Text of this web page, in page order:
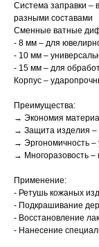
Система заправки –
разными составами
Сменные ватные
- 8 мм – для
- 10 мм –
- 15 мм – для
Корпус –
Преимущества:
→ Экономия
→ Защита изделия –
→ Эргономичность –
→ Многоразовость
Применение:
- Ретушь кожаных
- Подкрашивание
- Восстановление
- Нанесение